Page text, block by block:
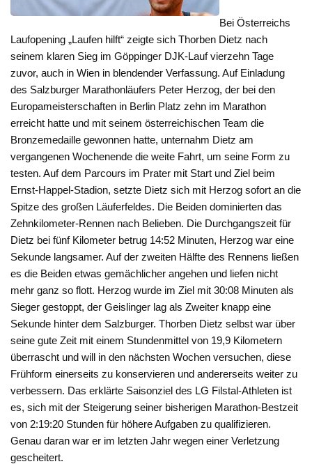
Bei Österreichs
Laufopening „Laufen hilft“ zeigte sich Thorben Dietz nach
seinem klaren Sieg im Göppinger DJK-Lauf vierzehn Tage
zuvor, auch in Wien in blendender Verfassung. Auf Einladung
des Salzburger Marathonläufers Peter Herzog, der bei den
Europameisterschaften in Berlin Platz zehn im Marathon
erreicht hatte und mit seinem österreichischen Team die
Bronzemedaille gewonnen hatte, unternahm Dietz am
vergangenen Wochenende die weite Fahrt, um seine Form zu
testen. Auf dem Parcours im Prater mit Start und Ziel beim
Ernst-Happel-Stadion, setzte Dietz sich mit Herzog sofort an die
Spitze des großen Läuferfeldes. Die Beiden dominierten das
Zehnkilometer-Rennen nach Belieben. Die Durchgangszeit für
Dietz bei fünf Kilometer betrug 14:52 Minuten, Herzog war eine
Sekunde langsamer. Auf der zweiten Hälfte des Rennens ließen
es die Beiden etwas gemächlicher angehen und liefen nicht
mehr ganz so flott. Herzog wurde im Ziel mit 30:08 Minuten als
Sieger gestoppt, der Geislinger lag als Zweiter knapp eine
Sekunde hinter dem Salzburger. Thorben Dietz selbst war über
seine gute Zeit mit einem Stundenmittel von 19,9 Kilometern
überrascht und will in den nächsten Wochen versuchen, diese
Frühform einerseits zu konservieren und andererseits weiter zu
verbessern. Das erklärte Saisonziel des LG Filstal-Athleten ist
es, sich mit der Steigerung seiner bisherigen Marathon-Bestzeit
von 2:19:20 Stunden für höhere Aufgaben zu qualifizieren.
Genau daran war er im letzten Jahr wegen einer Verletzung
gescheitert.